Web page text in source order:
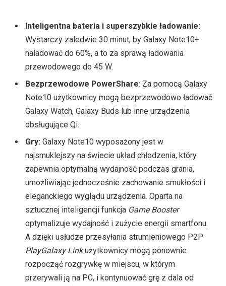
Inteligentna bateria i superszybkie ładowanie:
Wystarczy zaledwie 30 minut, by Galaxy Note10+
naładować do 60%, a to za sprawą ładowania
przewodowego do 45 W.
Bezprzewodowe PowerShare: Za pomocą Galaxy
Note10 użytkownicy mogą bezprzewodowo ładować
Galaxy Watch, Galaxy Buds lub inne urządzenia
obsługujące Qi.
Gry: Galaxy Note10 wyposażony jest w
najsmuklejszy na świecie układ chłodzenia, który
zapewnia optymalną wydajność podczas grania,
umożliwiając jednocześnie zachowanie smukłości i
eleganckiego wyglądu urządzenia. Oparta na
sztucznej inteligencji funkcja Game Booster
optymalizuje wydajność i zużycie energii smartfonu.
A dzięki usłudze przesyłania strumieniowego P2P
PlayGalaxy Linkużytkownicy mogą ponownie
rozpocząć rozgrywkę w miejscu, w którym
przerywali ją na PC, i kontynuować grę z dala od